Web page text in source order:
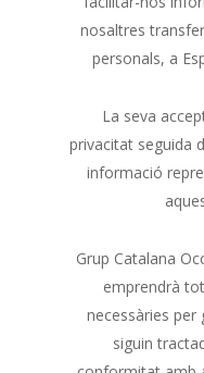
nosaltres
personals, a
La seva
privacitat seguida
informació
Grup Catalana
emprendrà
necessàries per
siguin